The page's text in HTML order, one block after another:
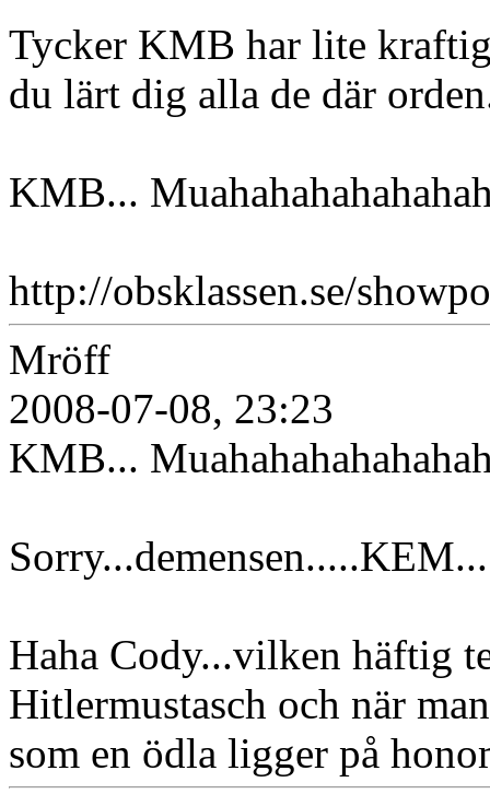
Tycker KMB har lite
du lärt dig alla de där
KMB...
http://obsklassen.se/
Mröff
2008-07-08, 23:23
KMB...
Haha Cody...vilken häftig
Hitlermustasch och när
som en ödla ligger på